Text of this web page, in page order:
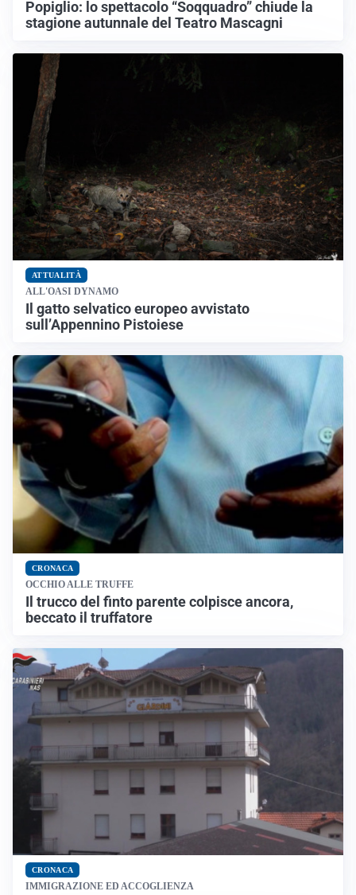
Popiglio: lo spettacolo “Soqquadro” chiude la
stagione autunnale del Teatro Mascagni
ATTUALITÀ
ALL'OASI DYNAMO
Il gatto selvatico europeo avvistato
sull’Appennino Pistoiese
CRONACA
OCCHIO ALLE TRUFFE
Il trucco del finto parente colpisce ancora,
beccato il truffatore
CRONACA
IMMIGRAZIONE ED ACCOGLIENZA